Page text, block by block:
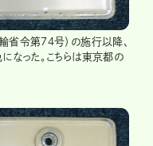
令第74号）の施行以降、
なった。こちらは東京都の